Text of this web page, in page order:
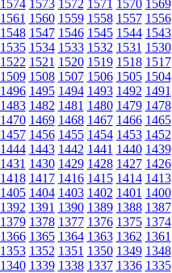
1574 1573 1572 1571 1570 1569
1561 1560 1559 1558 1557 1556
1548 1547 1546 1545 1544 1543
1535 1534 1533 1532 1531 1530
1522 1521 1520 1519 1518 1517
1509 1508 1507 1506 1505 1504
1496 1495 1494 1493 1492 1491
1483 1482 1481 1480 1479 1478
1470 1469 1468 1467 1466 1465
1457 1456 1455 1454 1453 1452
1444 1443 1442 1441 1440 1439
1431 1430 1429 1428 1427 1426
1418 1417 1416 1415 1414 1413
1405 1404 1403 1402 1401 1400
1392 1391 1390 1389 1388 1387
1379 1378 1377 1376 1375 1374
1366 1365 1364 1363 1362 1361
1353 1352 1351 1350 1349 1348
1340 1339 1338 1337 1336 1335